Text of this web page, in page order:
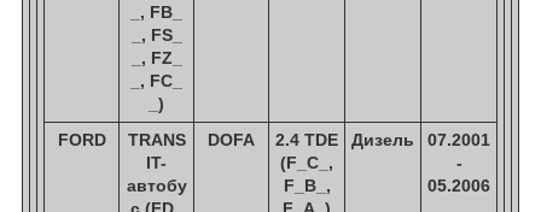
_, FB_
_, FS_
_, FZ_
_, FC_
_)
FORD
TRANS
IT-
автобу
с (FD_
DOFA
2.4 TDE
(F_C_,
F_B_,
F_A_)
Дизель
07.2001
-
05.2006